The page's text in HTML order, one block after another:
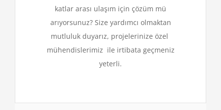
katlar arası ulaşım için çözüm mü
arıyorsunuz? Size yardımcı olmaktan
mutluluk duyarız, projelerinize özel
mühendislerimiz ile irtibata geçmeniz
yeterli.